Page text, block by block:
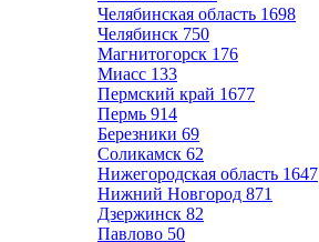
Челябинская область 1698
Челябинск 750
Магнитогорск 176
Миасс 133
Пермский край 1677
Пермь 914
Березники 69
Соликамск 62
Нижегородская область 1647
Нижний Новгород 871
Дзержинск 82
Павлово 50